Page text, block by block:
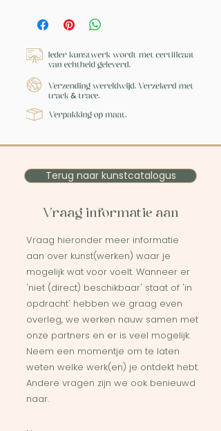
Terug naar kunstcatalogus
Vraag informatie aan
Vraag hieronder meer informatie
aan over kunst(werken) waar je
mogelijk wat voor voelt. Wanneer er
'niet (direct) beschikbaar' staat of 'in
opdracht' hebben we graag even
overleg, we werken nauw samen met
onze partners en er is veel mogelijk.
Neem een momentje om te laten
weten welke werk(en) je ontdekt hebt.
Andere vragen zijn we ook benieuwd
naar.